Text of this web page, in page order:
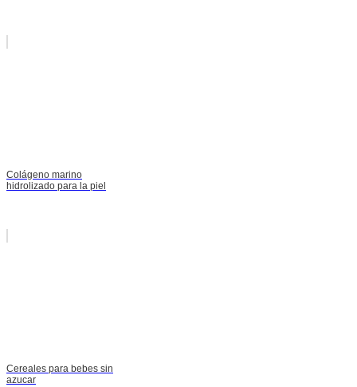
Colágeno marino
hidrolizado para la piel
Cereales para bebes sin
azucar